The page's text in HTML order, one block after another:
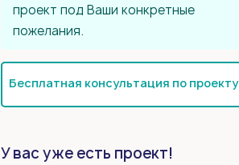
проект под Ваши конкретные
пожелания.
Бесплатная консультация по проекту
У вас уже есть проект!